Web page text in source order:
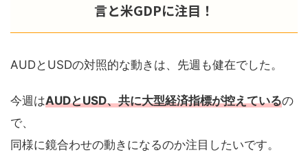
言と米GDPに注目！
AUDとUSDの対照的な動きは、先週も健在でした。
今週はAUDとUSD、共に大型経済指標が控えているの
で、
同様に鏡合わせの動きになるのか注目したいです。